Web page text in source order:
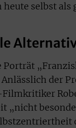
selbst als
der
„nicht